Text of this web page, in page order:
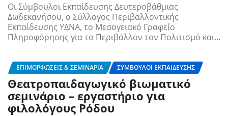
Οι Σύμβουλοι Εκπαίδευσης Δευτεροβάθμιας
Δωδεκανήσου, ο Σύλλογος Περιβαλλοντικής
Εκπαίδευσης ΥΔΝΑ, το Μεσογειακό Γραφείο
Πληροφόρησης για το Περιβάλλον τον Πολιτισμό και…
ΕΠΙΜΟΡΦΏΣΕΙΣ & ΣΕΜΙΝΆΡΙΑ ΣΎΜΒΟΥΛΟΙ ΕΚΠΑΊΔΕΥΣΗΣ
Θεατροπαιδαγωγικό βιωματικό
σεμινάριο – εργαστήριο για
φιλολόγους Ρόδου